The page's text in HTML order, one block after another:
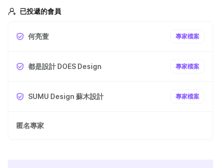
已投遞的會員
何亮萱 專家檔案
都是設計 DOES Design 專家檔案
SUMU Design 蘇木設計 專家檔案
匿名專家